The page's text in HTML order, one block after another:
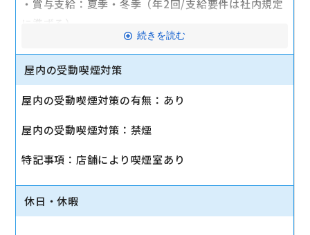
・賞与支給：夏季・冬季（年2回/支給要件は社内規定
に準ずる）
・時間外手当あり（平均残業時間：10h/月）
・通勤手当支給（規定あり）
災保険）
・入社時に研修有（職種・地域によって研修日程が異
なる）
・制服貸与
続きを読む
屋内の受動喫煙対策
屋内の受動喫煙対策の有無：あり
屋内の受動喫煙対策：禁煙
特記事項：店舗により喫煙室あり
休日・休暇